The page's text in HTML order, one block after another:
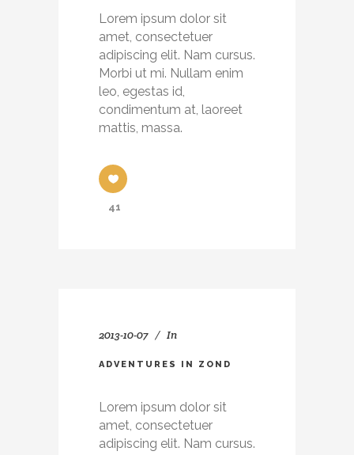
Lorem ipsum dolor sit
amet, consectetuer
adipiscing elit. Nam cursus.
Morbi ut mi. Nullam enim
leo, egestas id,
condimentum at, laoreet
mattis, massa.
41
2013-10-07 In
ADVENTURES IN ZOND
Lorem ipsum dolor sit
amet, consectetuer
adipiscing elit. Nam cursus.